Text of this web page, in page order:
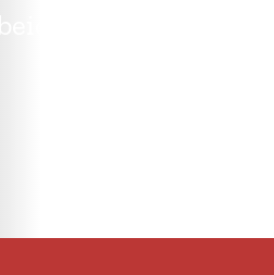
mulig.